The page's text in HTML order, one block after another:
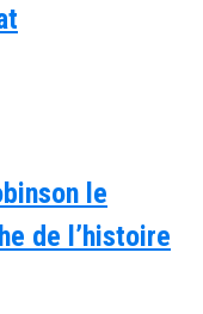
le
de l’histoire